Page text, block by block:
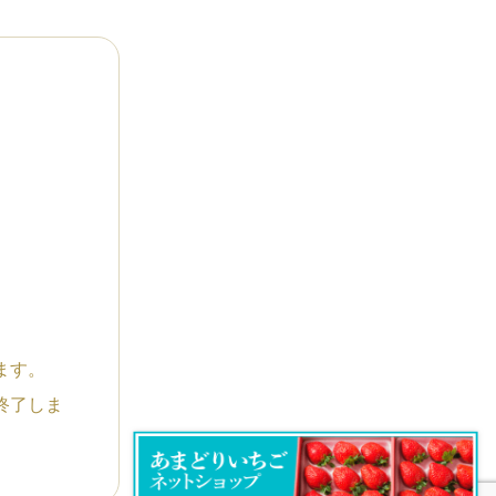
。
了しま